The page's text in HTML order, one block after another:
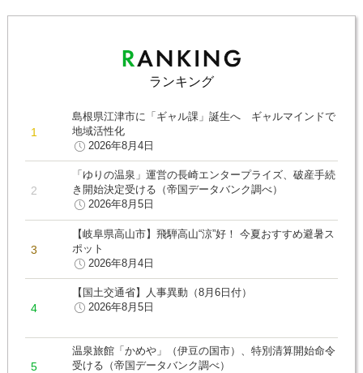
ランキング
島根県江津市に「ギャル課」誕生へ ギャルマインドで
地域活性化
2026年8月4日
「ゆりの温泉」運営の長崎エンタープライズ、破産手続
き開始決定受ける（帝国データバンク調べ）
2026年8月5日
【岐阜県高山市】飛騨高山“涼”好！ 今夏おすすめ避暑ス
ポット
2026年8月4日
【国土交通省】人事異動（8月6日付）
2026年8月5日
温泉旅館「かめや」（伊豆の国市）、特別清算開始命令
受ける（帝国データバンク調べ）